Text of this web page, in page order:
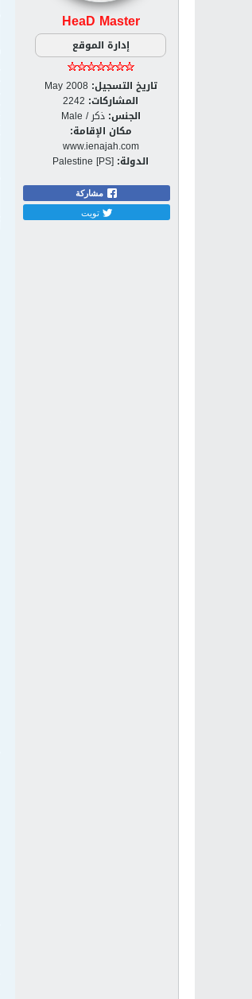
HeaD Master
إدارة الموقع
تاريخ التسجيل: May 2008
المشاركات: 2242
الجنس: ذكر / Male
مكان الإقامة:
www.ienajah.com
الدولة: Palestine [PS]
مشاركة
تويت